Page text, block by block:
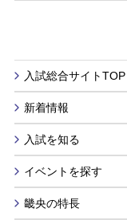
入試総合サイトTOP
新着情報
入試を知る
イベントを探す
畿央の特長